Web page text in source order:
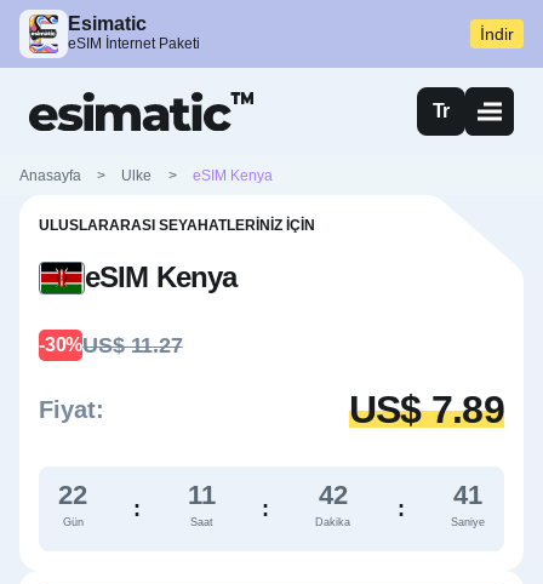
Esimatic
eSIM İnternet Paketi İndir
Tr
Anasayfa > Ulke > eSIM Kenya
ULUSLARARASI SEYAHATLERINIZ İÇIN
eSIM Kenya
-30%US$ 11.27
Fiyat: US$ 7.89
22
Gün
: 11
Saat
: 42
Dakika
: 40
Saniye